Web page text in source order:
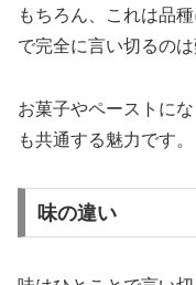
もちろん、これは品
で完全に言い切るのは
お菓子やペーストに
も共通する魅力です。
味の違い